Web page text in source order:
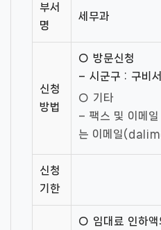
부서
명
세무과
신청
방법
○ 방문신청
– 시군구 : 구비
○ 기타
– 팩스 및 이메
는 이메일(
신청
기한
○ 임대료 인하